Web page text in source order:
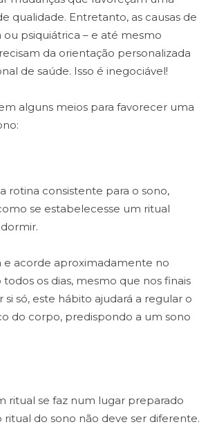
qualidade. Entretanto, as causas de
psiquiátrica – e até mesmo
da orientação personalizada
de saúde. Isso é inegociável!
alguns meios para favorecer uma
rotina consistente para o sono,
se estabelecesse um ritual
e acorde aproximadamente no
os dias, mesmo que nos finais
si só, este hábito ajudará a regular o
do corpo, predispondo a um sono
ritual se faz num lugar preparado
ritual do sono não deve ser diferente.